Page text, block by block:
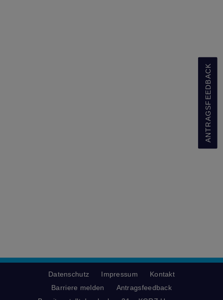
ANTRAGSFEEDBACK
Datenschutz Impressum
Kontakt
Barriere melden
Antragsfeedback